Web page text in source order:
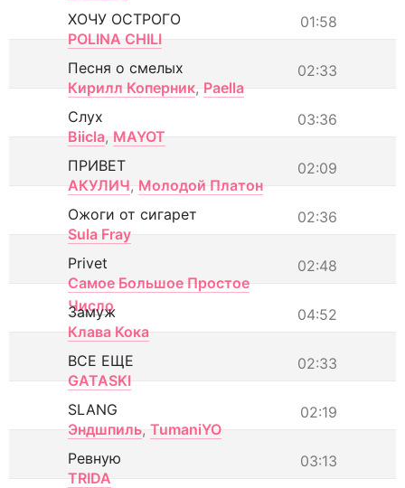
01:58
ХОЧУ ОСТРОГО
POLINA CHILI
02:33
Песня о смелых
Кирилл Коперник, Paella
03:36
Слух
Biicla, MAYOT
02:09
ПРИВЕТ
АКУЛИЧ, Молодой Платон
02:36
Ожоги от сигарет
Sula Fray
02:48
Privet
Самое Большое Простое
Число
04:52
Замуж
Клава Кока
02:33
ВСЕ ЕЩЕ
GATASKI
02:19
SLANG
Эндшпиль, TumaniYO
03:13
Ревную
TRIDA